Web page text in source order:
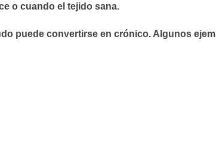
o cuando el tejido sana.
puede convertirse en crónico. Algunos